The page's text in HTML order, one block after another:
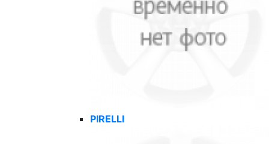
PIRELLI